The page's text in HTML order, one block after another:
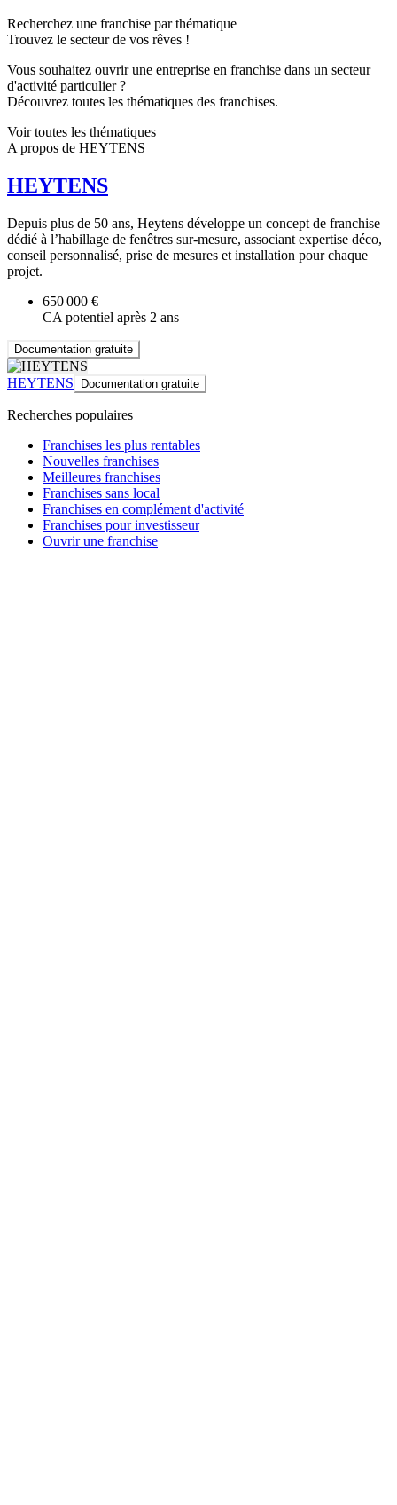
Recherchez une franchise par thématique
Trouvez le secteur de vos rêves !
Vous souhaitez ouvrir une entreprise en franchise dans un secteur
d'activité particulier ?
Découvrez toutes les thématiques des franchises.
Voir toutes les thématiques
A propos de HEYTENS
HEYTENS
Depuis plus de 50 ans, Heytens développe un concept de franchise
dédié à l’habillage de fenêtres sur-mesure, associant expertise déco,
conseil personnalisé, prise de mesures et installation pour chaque
projet.
650 000 €
CA potentiel après 2 ans
Documentation gratuite
HEYTENS Documentation gratuite
Recherches populaires
Franchises les plus rentables
Nouvelles franchises
Meilleures franchises
Franchises sans local
Franchises en complément d'activité
Franchises pour investisseur
Ouvrir une franchise